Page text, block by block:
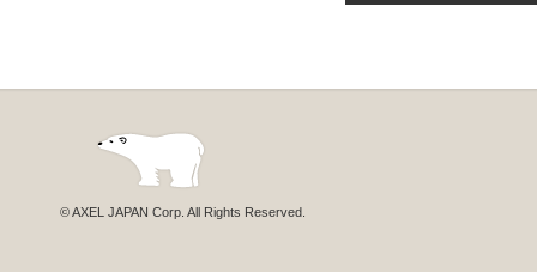
© AXEL JAPAN Corp. All Rights Reserved.